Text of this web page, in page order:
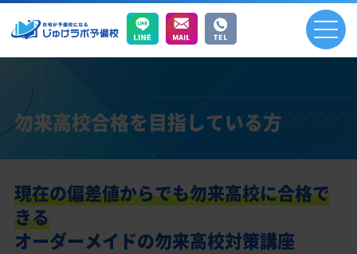
勿来高校合格を目指している方
現在の偏差値からでも勿来高校に合格で
きる
オーダーメイドの勿来高校対策講座